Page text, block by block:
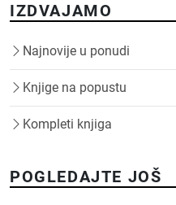
IZDVAJAMO
Najnovije u ponudi
Knjige na popustu
Kompleti knjiga
POGLEDAJTE JOŠ